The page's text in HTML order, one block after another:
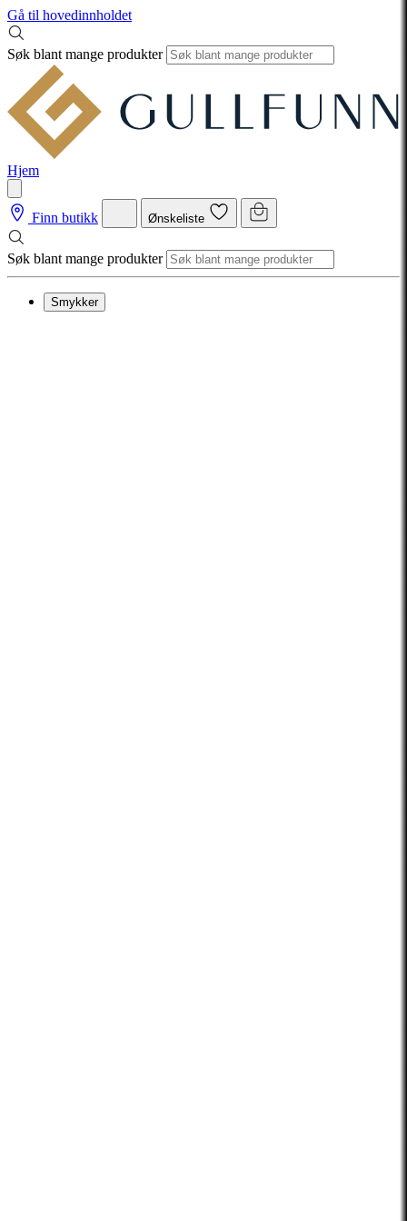
Gå til hovedinnholdet
Søk blant mange produkter
Hjem
Finn butikk Ønskeliste
Søk blant mange produkter
Smykker